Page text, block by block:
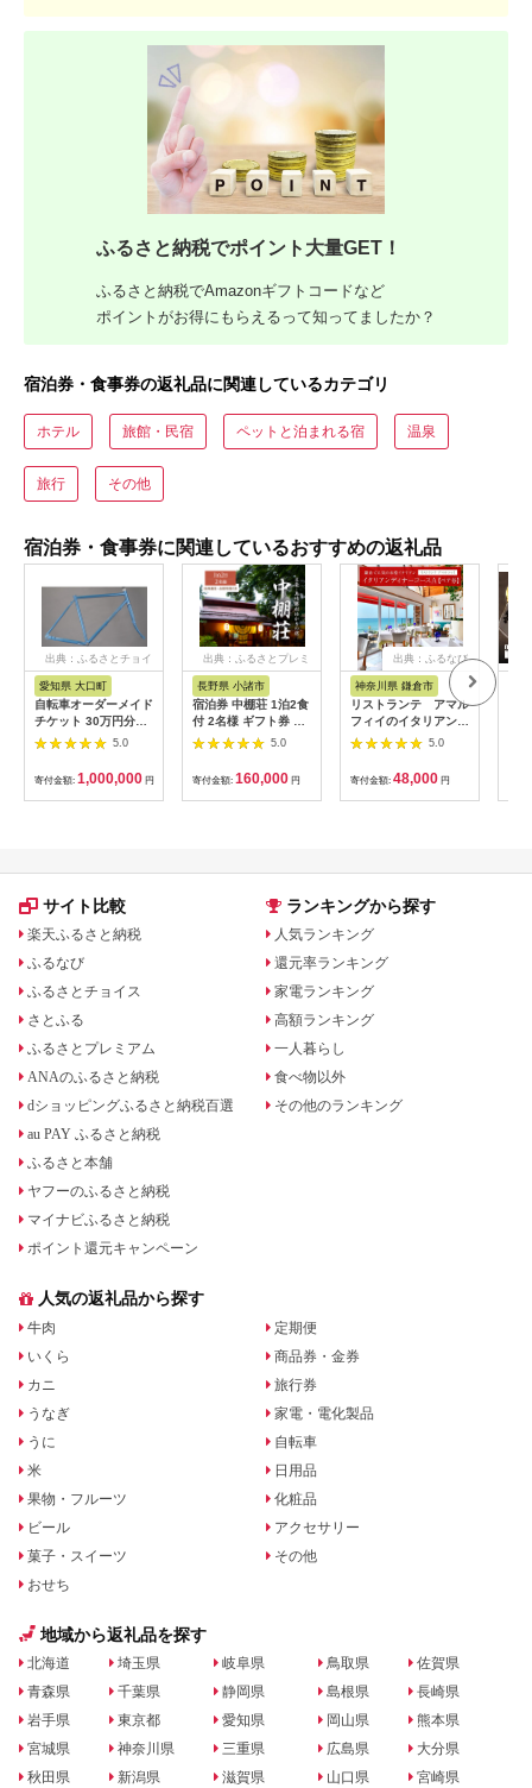
ふるさと納税でポイント大量GET！
ふるさと納税でAmazonギフトコードなど
ポイントがお得にもらえるって知ってましたか？
宿泊券・食事券の返礼品に関連しているカテゴリ
ホテル 旅館・民宿 ペットと泊まれる宿 温泉
旅行 その他
宿泊券・食事券に関連しているおすすめの返礼品
出典：ふるさとチョイ
愛知県 大口町
自転車オーダーメイド
チケット 30万円分
【1360365】
5.0
寄付金額: 1,000,000 円
出典：ふるさとプレミ
長野県 小諸市
宿泊券 中棚荘 1泊2食
付 2名様 ギフト券 チ
ケット 券 宿泊 旅行
5.0
寄付金額: 160,000 円
出典：ふるなび
神奈川県 鎌倉市
リストランテ アマル
フィイのイタリアンデ
ィナーコースA ペア
5.0
寄付金額: 48,000 円
サイト比較
楽天ふるさと納税
ふるなび
ふるさとチョイス
さとふる
ふるさとプレミアム
ANAのふるさと納税
dショッピングふるさと納税百選
au PAY ふるさと納税
ふるさと本舗
ヤフーのふるさと納税
マイナビふるさと納税
ポイント還元キャンペーン
ランキングから探す
人気ランキング
還元率ランキング
家電ランキング
高額ランキング
一人暮らし
食べ物以外
その他のランキング
人気の返礼品から探す
牛肉
いくら
カニ
うなぎ
うに
米
果物・フルーツ
ビール
菓子・スイーツ
おせち
定期便
商品券・金券
旅行券
家電・電化製品
自転車
日用品
化粧品
アクセサリー
その他
地域から返礼品を探す
北海道
青森県
岩手県
宮城県
秋田県
埼玉県
千葉県
東京都
神奈川県
新潟県
岐阜県
静岡県
愛知県
三重県
滋賀県
鳥取県
島根県
岡山県
広島県
山口県
佐賀県
長崎県
熊本県
大分県
宮崎県